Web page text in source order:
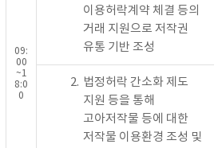
09:
00
~1
8:0
0
이용허락계약 체결 등의
거래 지원으로 저작권
유통 기반 조성
2. 법정허락 간소화 제도
지원 등을 통해
고아저작물 등에 대한
저작물 이용환경 조성 및